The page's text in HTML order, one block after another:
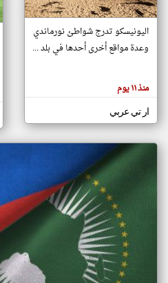
أهم
هنا عن
وجهة
كاتبيها.
اليونيسكو تدرج شواطئ نورماندي
وعدة مواقع أخرى أحدها في بلد ...
منذ ١١ يوم
ار تي عربي